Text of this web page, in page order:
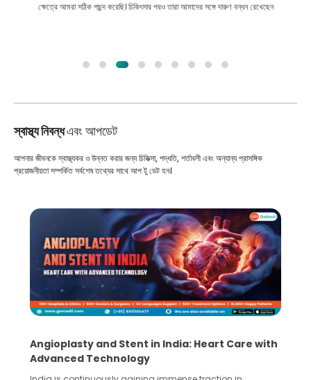
ক্ষেত্রে আমরা সঠিক পছন্দ করেছি। চিকিৎসার পরও তারা আমাদের সঙ্গে দারুণ বন্ধন রেখেছেন
স্বাস্থ্য নিবন্ধএবং আপডেট
আপনার জীবনকে স্বাস্থ্যকর ও উন্নত করার জন্য চিকিত্সা, পদ্ধতি, শর্তাবলী এবং অন্যান্য প্রাসঙ্গিক
প্রয়োজনীয়তা সম্পর্কিত সর্বশেষ তথ্যের সাথে আপ টু ডেট হন।
5 Essential Steps for Effective Human Sperm
Collection and Processing Methods